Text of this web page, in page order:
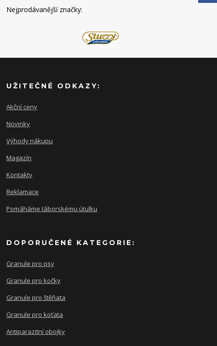
Nejprodávanější značky:
UŽITEČNÉ ODKAZY:
Akční ceny
Novinky
Výhody nákupu
Magazín
Kontakty
Reklamace
Pomáháme táborskému útulku
DOPORUČENÉ KATEGORIE:
Granule pro psy
Granule pro kočky
Granule pro štěňata
Granule pro koťata
Antiparazitní obojky